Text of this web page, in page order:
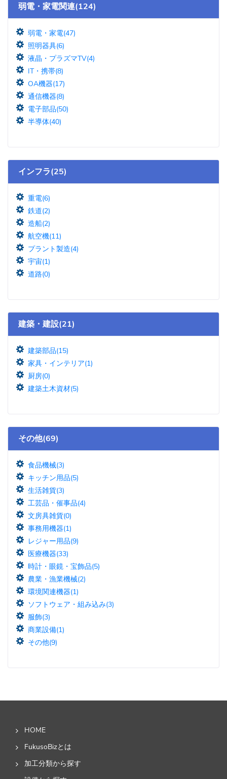
弱電・家電関連(124)
弱電・家電(47)
照明器具(6)
液晶・プラズマTV(4)
IT・携帯(8)
OA機器(17)
通信機器(8)
電子部品(50)
半導体(40)
インフラ(25)
重電(6)
鉄道(2)
造船(2)
航空機(11)
プラント製造(4)
宇宙(1)
道路(0)
建築・建設(21)
建築部品(15)
家具・インテリア(1)
厨房(0)
建築土木資材(5)
その他(69)
食品機械(3)
キッチン用品(5)
生活雑貨(3)
工芸品・催事品(4)
文房具雑貨(0)
事務用機器(1)
レジャー用品(9)
医療機器(33)
時計・眼鏡・宝飾品(5)
農業・漁業機械(2)
環境関連機器(1)
ソフトウェア・組み込み(3)
服飾(3)
商業設備(1)
その他(9)
HOME
FukusoBizとは
加工分類から探す